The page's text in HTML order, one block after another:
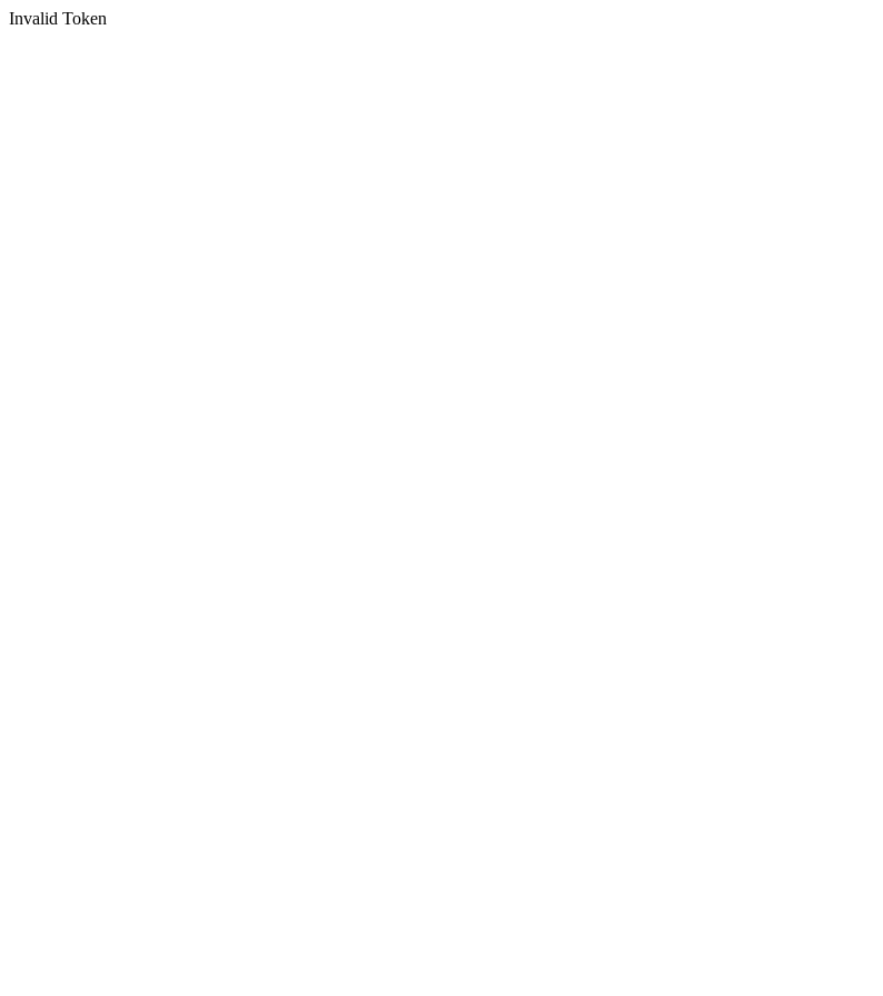
Invalid Token